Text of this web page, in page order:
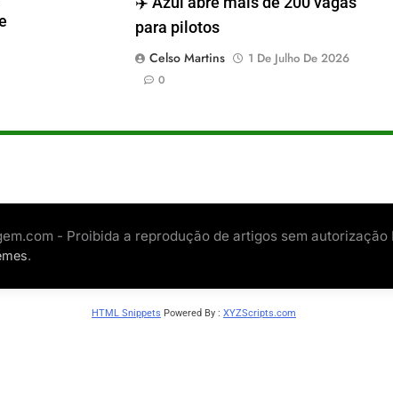
para pilotos
Celso Martins
1 De Julho De 2026
0
- Proibida a reprodução de artigos sem autorização
.
HTML Snippets Powered By : XYZScripts.com